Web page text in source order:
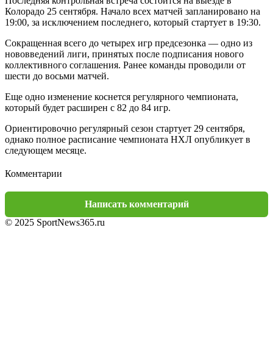
Колорадо 25 сентября. Начало всех матчей запланировано на
19:00, за исключением последнего, который стартует в 19:30.
Сокращенная всего до четырех игр предсезонка — одно из
нововведений лиги, принятых после подписания нового
коллективного соглашения. Ранее команды проводили от
шести до восьми матчей.
Еще одно изменение коснется регулярного чемпионата,
который будет расширен с 82 до 84 игр.
Ориентировочно регулярный сезон стартует 29 сентября,
однако полное расписание чемпионата НХЛ опубликует в
следующем месяце.
Комментарии
Написать комментарий
© 2025 SportNews365.ru